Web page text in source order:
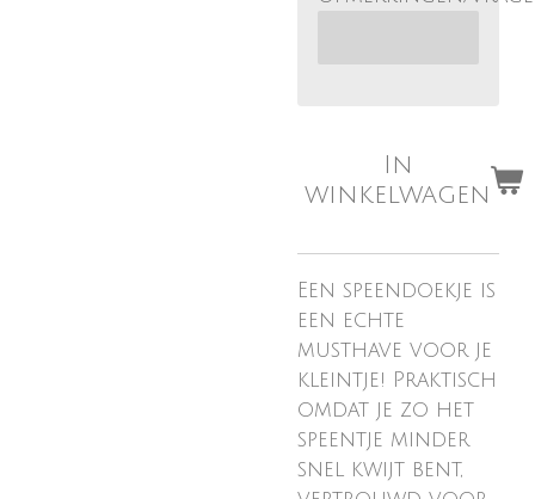
In
winkelwagen
Een speendoekje is
een echte
musthave voor je
kleintje! Praktisch
omdat je zo het
speentje minder
snel kwijt bent,